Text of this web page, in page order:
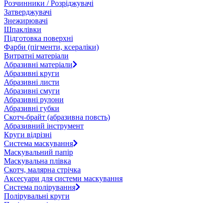
Розчинники / Розріджувачі
Затверджувачі
Знежирювачі
Шпаклівки
Підготовка поверхні
Фарби (пігменти, ксераліки)
Витратні матеріали
Абразивні матеріали
Абразивні круги
Абразивні листи
Абразивні смуги
Абразивні рулони
Абразивні губки
Скотч-брайт (абразивна повсть)
Абразивний інструмент
Круги відрізні
Система маскування
Маскувальний папір
Маскувальна плівка
Скотч, малярна стрічка
Аксесуари для системи маскування
Система полірування
Полірувальні круги